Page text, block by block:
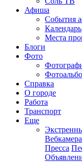
Афиша
События
Календарь
Места
Блоги
Фото
Справка
О городе
Работа
Транспорт
Еще
Вебкамера
Пресса